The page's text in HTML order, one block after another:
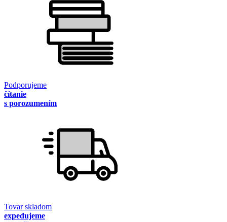
Podporujeme
čítanie
s porozumením
Tovar skladom
expedujeme